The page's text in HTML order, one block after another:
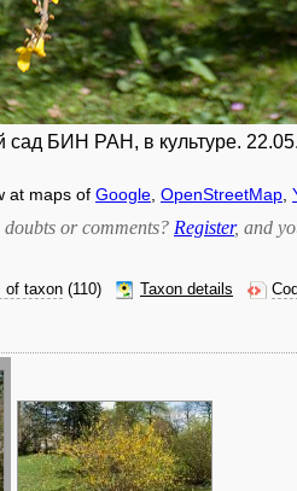
сад БИН РАН, в культуре.
at maps of Google OpenStreetMap
or comments? Register, and
of taxon (110) Taxon details